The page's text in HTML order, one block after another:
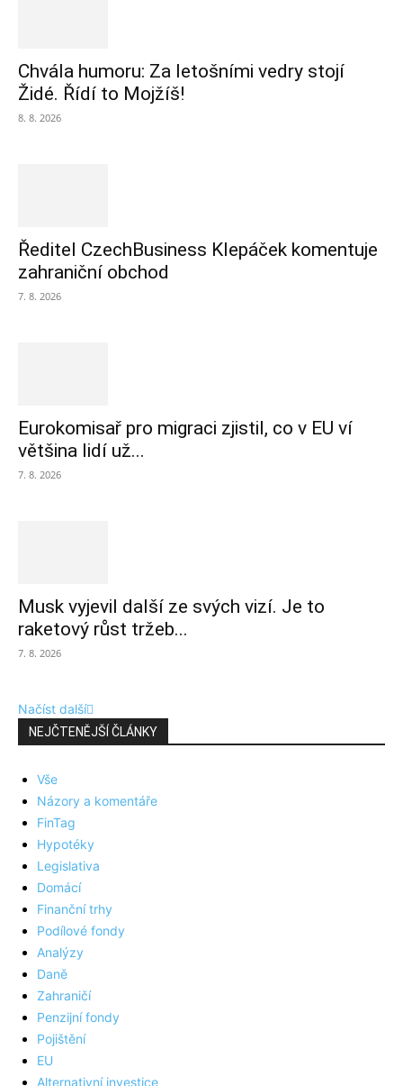
Chvála humoru: Za letošními vedry stojí
Židé. Řídí to Mojžíš!
8. 8. 2026
Ředitel CzechBusiness Klepáček komentuje
zahraniční obchod
7. 8. 2026
Eurokomisař pro migraci zjistil, co v EU ví
většina lidí už...
7. 8. 2026
Musk vyjevil další ze svých vizí. Je to
raketový růst tržeb...
7. 8. 2026
Načíst další
NEJČTENĚJŠÍ ČLÁNKY
Vše
Názory a komentáře
FinTag
Hypotéky
Legislativa
Domácí
Finanční trhy
Podílové fondy
Analýzy
Daně
Zahraničí
Penzijní fondy
Pojištění
EU
Alternativní investice